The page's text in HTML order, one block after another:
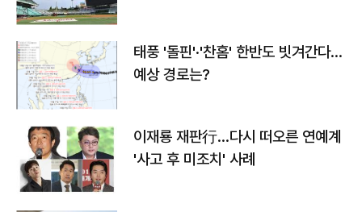
태풍 '돌핀'·'찬홈' 한반도 빗겨간다…
예상 경로는?
이재룡 재판行…다시 떠오른 연예계
'사고 후 미조치' 사례